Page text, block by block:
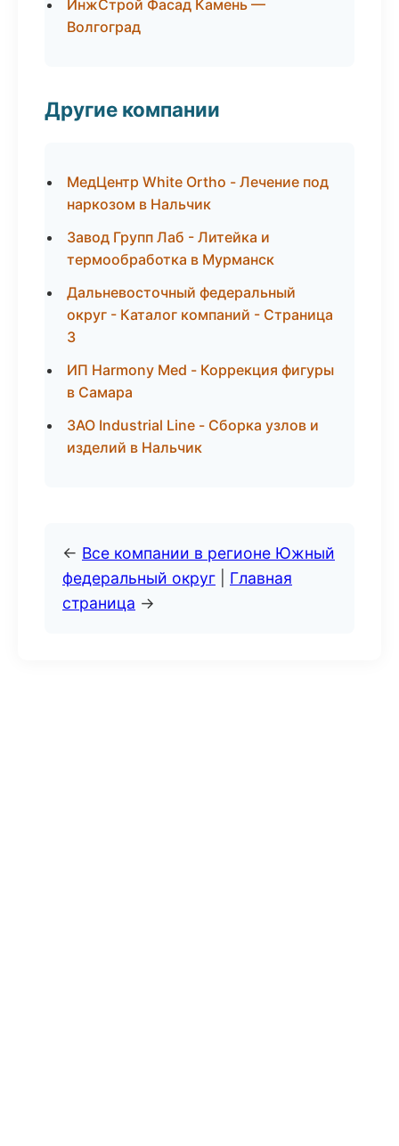
ИнжСтрой Фасад Камень —
Волгоград
Другие компании
МедЦентр White Ortho - Лечение под
наркозом в Нальчик
Завод Групп Лаб - Литейка и
термообработка в Мурманск
Дальневосточный федеральный
округ - Каталог компаний - Страница
3
ИП Harmony Med - Коррекция фигуры
в Самара
ЗАО Industrial Line - Сборка узлов и
изделий в Нальчик
← Все компании в регионе Южный
федеральный округ
Главная
страница →